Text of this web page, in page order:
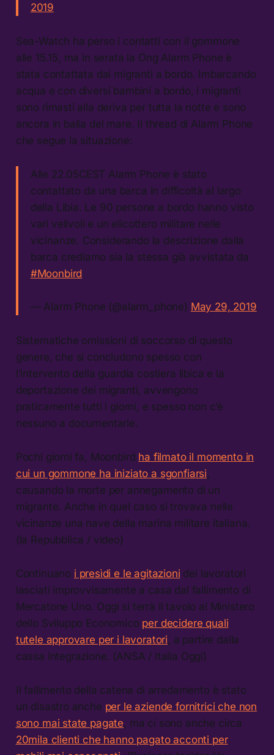
2019
Sea-Watch ha perso i contatti con il gommone
alle 15.15, ma in serata la Ong Alarm Phone è
stata contattata dai migranti a bordo. Imbarcando
acqua e con diversi bambini a bordo, i migranti
sono rimasti alla deriva per tutta la notte e sono
ancora in balia del mare. Il thread di Alarm Phone
che segue la situazione:
Alle 22.05CEST Alarm Phone è stato
contattato da una barca in difficoltà al largo
della Libia. Le 90 persone a bordo hanno visto
vari velivoli e un elicottero militare nelle
vicinanze. Considerando la descrizione dalla
barca crediamo sia la stessa già avvistata da
#Moonbird
— Alarm Phone (@alarm_phone) May 29, 2019
Sistematiche omissioni di soccorso di questo
genere, che si concludono spesso con
l’intervento della guardia costiera libica e la
deportazione dei migranti, avvengono
praticamente tutti i giorni, e spesso non c’è
nessuno a documentarle.
Pochi giorni fa, Moonbird ha filmato il momento in
cui un gommone ha iniziato a sgonfiarsi
causando la morte per annegamento di un
migrante. Anche in quel caso si trovava nelle
vicinanze una nave della marina militare italiana.
(la Repubblica / video)
Continuano i presìdi e le agitazioni dei lavoratori
lasciati improvvisamente a casa dal fallimento di
Mercatone Uno. Oggi si terrà il tavolo al Ministero
dello Sviluppo Economico per decidere quali
tutele approvare per i lavoratori , a partire dalla
cassa integrazione. (ANSA / Italia Oggi)
Il fallimento della catena di arredamento è stato
un disastro anche per le aziende fornitrici che non
sono mai state pagate , ma ci sono anche circa
20mila clienti che hanno pagato acconti per